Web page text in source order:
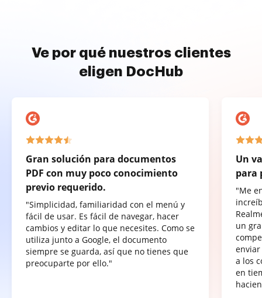
Ve por qué nuestros clientes
eligen DocHub
Gran solución para documentos
PDF con muy poco conocimiento
previo requerido.
"Simplicidad, familiaridad con el menú y
fácil de usar. Es fácil de navegar, hacer
cambios y editar lo que necesites. Como se
utiliza junto a Google, el documento
siempre se guarda, así que no tienes que
preocuparte por ello."
Un
para
"Me
un
a los
en